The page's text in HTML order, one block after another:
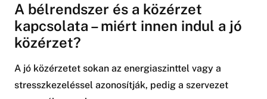
A bélrendszer és a közérzet
kapcsolata – miért innen indul a jó
közérzet?
A jó közérzetet sokan az energiaszinttel vagy a
stresszkezeléssel azonosítják, pedig a szervezet